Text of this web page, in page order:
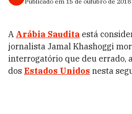
A Arábia Saudita está
jornalista Jamal Khashoggi
interrogatório que deu errado,
dos Estados Unidos nesta